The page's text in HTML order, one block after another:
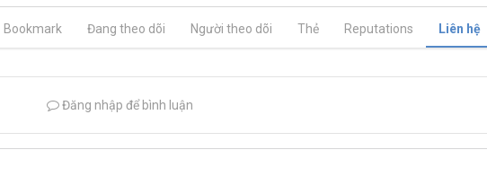
Bookmark Đang theo dõi Người theo dõi Thẻ Reputations Liên hệ
Đăng nhập để bình luận